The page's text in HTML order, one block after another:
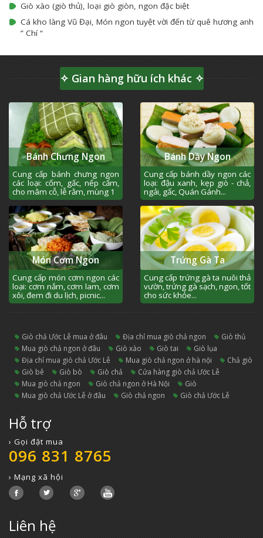
Giò xào (giò thủ), loại giò giòn, ngon đặc biệt
Cá kho làng Vũ Đại, Món ngon tuyệt vời đến từ quê hương anh
” Chí “
✧ Gian hàng hữu ích khác ✧
Bánh Chưng Ngon
Cung cấp bánh chưng ngon
các loại: cốm, gấc, nếp cẩm,
cho mâm cỗ, lễ rằm, mùng 1
Bánh Dầy Ngon
Cung cấp bánh dầy ngon các
loại: đậu xanh, kẹp giò - chả,
ngải, gấc, Quán Gánh...
Món Cơm Ngon
Cung cấp món cơm ngon các
loại: cơm nắm, cơm lam, cơm
xôi, đem đi du lịch, picnic...
Trứng Gà Ta
Cung cấp trứng gà ta nuôi thả
vườn, trứng gà sạch, ngon, tốt
cho sức khỏe...
giò chả Ước Lễ mua ở đâu địa chỉ mua giò chả ngon
giò thủ
mua giò chả ngon ở đâu
giò xào giò tai
giò lụa
địa chỉ mua giò chả Ước Lễ
mua giò chả ngon ở hà nội
chả giò
giò bê
giò bò giò chả
cửa hàng giò chả Ước Lễ
mua giò chả ngon
giò chả ngon ở Hà Nội
giò
mua giò chả Ước Lễ ở đâu
giò chả ngon Giò chả Ước Lễ
Hỗ trợ
› Gọi đặt mua
096 831 8765
› Mạng xã hội
Liên hệ